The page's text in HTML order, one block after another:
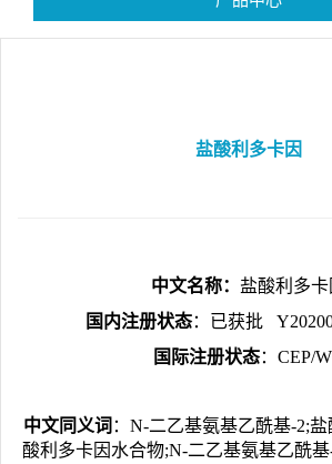
盐酸利多卡因
中文名称： 盐酸利多卡
国内注册状态：已获批
国际注册状态：CEP/
中文同义词 ：N-二乙基氨基乙酰基-2;
酸利多卡因水合物;N-二乙基氨基乙酰